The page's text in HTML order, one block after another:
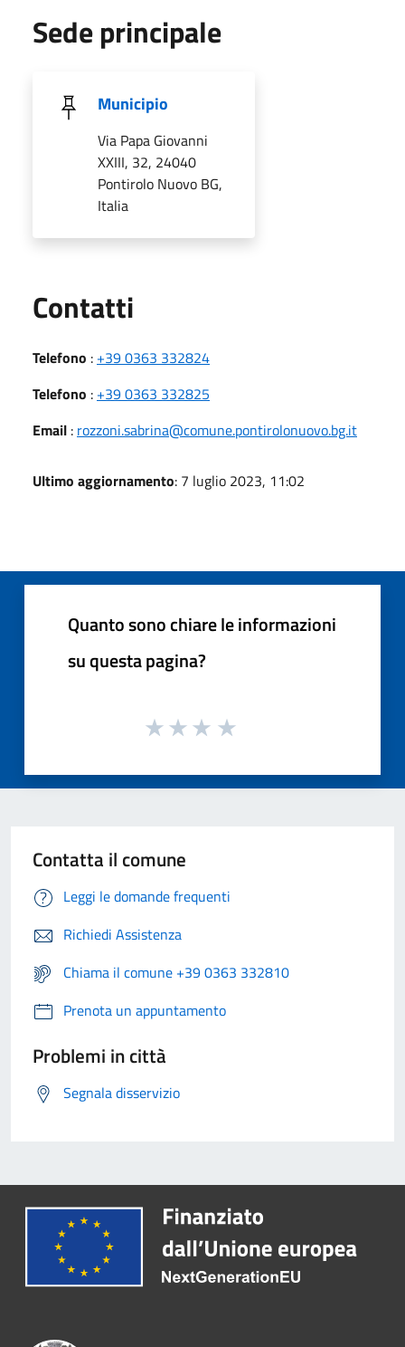
Sede principale
Municipio
Via Papa Giovanni
XXIII, 32, 24040
Pontirolo Nuovo BG,
Italia
Contatti
Telefono : +39 0363 332824
Telefono : +39 0363 332825
Email : rozzoni.sabrina@comune.pontirolonuovo.bg.it
Ultimo aggiornamento: 7 luglio 2023, 11:02
Quanto sono chiare le informazioni
su questa pagina?
Contatta il comune
Leggi le domande frequenti
Richiedi Assistenza
Chiama il comune +39 0363 332810
Prenota un appuntamento
Problemi in città
Segnala disservizio